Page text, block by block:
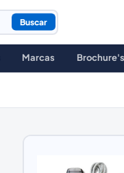
Buscar
Marcas Brochure's